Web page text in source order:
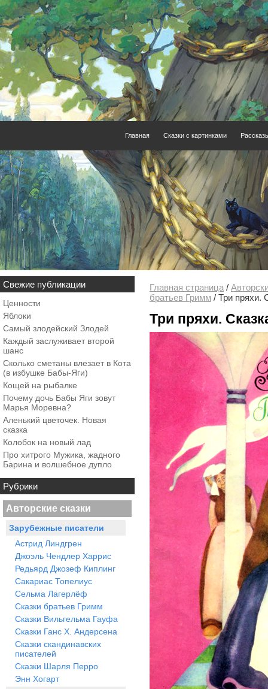
Главная Сказки с картинками
Свежие публикации
Ценности
Яблоки
Самый злодейский Злодей
Каждый заслуживает второй
шанс
Сколько сметаны влезает в Кота
(в избушке Бабы-Яги)
Кощей на рыбалке
Почему дочь Бабы Яги зовут
Марья Моревна?
Аленький цветочек. Новая
сказка
Колобок на новый лад
Про хитрого Мужика, жадного
Барина и волшебное дупло
Рубрики
Авторские сказки
Зарубежные писатели
Астрид Линдгрен
Джоэль Чендлер Харрис
Редьярд Джозеф Киплинг
Сакариас Топелиус
Сельма Лагерлёф
Сказки братьев Гримм
Сказки Вильгельма Гауфа
Сказки Ганс Х. Андерсена
Сказки скандинавских
писателей
Сказки Шарля Перро
Энн Хогарт
Главная страница /
братьев Гримм / Три пряхи.
Три пряхи.